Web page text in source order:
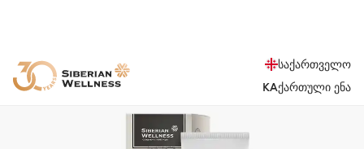
საქართველო
KAქართული ენა